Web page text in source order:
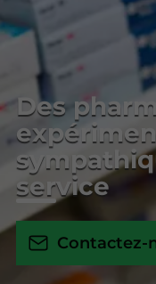
Des
service
Contactez-